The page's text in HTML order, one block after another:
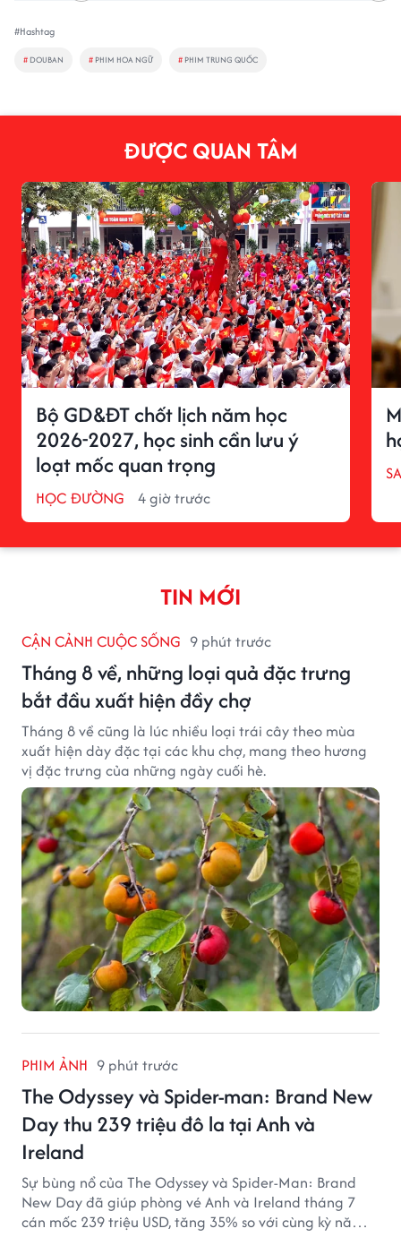
#Hashtag
# DOUBAN # PHIM HOA NGỮ # PHIM TRUNG QUỐC
ĐƯỢC QUAN TÂM
Bộ GD&ĐT chốt lịch năm học
2026-2027, học sinh cần lưu ý
loạt mốc quan trọng
HỌC ĐƯỜNG 4 giờ trước
TIN MỚI
CẬN CẢNH CUỘC SỐNG 9 phút trước
Tháng 8 về, những loại quả đặc trưng
bắt đầu xuất hiện đầy chợ
Tháng 8 về cũng là lúc nhiều loại trái cây theo mùa
xuất hiện dày đặc tại các khu chợ, mang theo hương
vị đặc trưng của những ngày cuối hè.
PHIM ẢNH 9 phút trước
The Odyssey và Spider-man: Brand New
Day thu 239 triệu đô la tại Anh và
Ireland
Sự bùng nổ của The Odyssey và Spider-Man: Brand
New Day đã giúp phòng vé Anh và Ireland tháng 7
cán mốc 239 triệu USD, tăng 35% so với cùng kỳ năm